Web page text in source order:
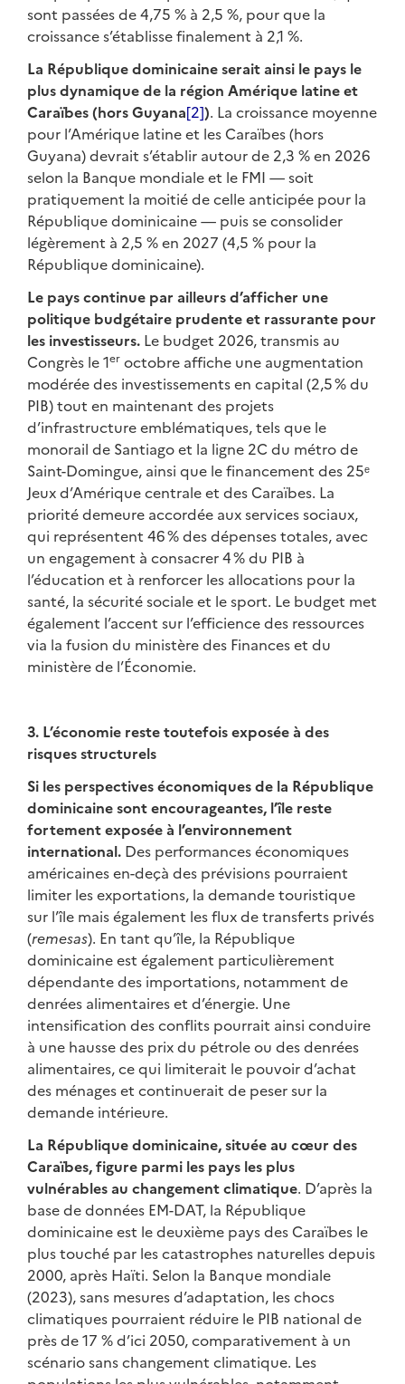
sont passées de 4,75 % à 2,5 %, pour que la
croissance s’établisse finalement à 2,1 %.
La République dominicaine serait ainsi le pays le
plus dynamique de la région Amérique latine et
Caraïbes (hors Guyana[2]). La croissance moyenne
pour l’Amérique latine et les Caraïbes (hors
Guyana) devrait s’établir autour de 2,3 % en 2026
selon la Banque mondiale et le FMI — soit
pratiquement la moitié de celle anticipée pour la
République dominicaine — puis se consolider
légèrement à 2,5 % en 2027 (4,5 % pour la
République dominicaine).
Le pays continue par ailleurs d’afficher une
politique budgétaire prudente et rassurante pour
les investisseurs. Le budget 2026, transmis au
Congrès le 1er octobre affiche une augmentation
modérée des investissements en capital (2,5 % du
PIB) tout en maintenant des projets
d’infrastructure emblématiques, tels que le
monorail de Santiago et la ligne 2C du métro de
Saint-Domingue, ainsi que le financement des 25ᵉ
Jeux d’Amérique centrale et des Caraïbes. La
priorité demeure accordée aux services sociaux,
qui représentent 46 % des dépenses totales, avec
un engagement à consacrer 4 % du PIB à
l’éducation et à renforcer les allocations pour la
santé, la sécurité sociale et le sport. Le budget met
également l’accent sur l’efficience des ressources
via la fusion du ministère des Finances et du
ministère de l’Économie.
3. L’économie reste toutefois exposée à des
risques structurels
Si les perspectives économiques de la République
dominicaine sont encourageantes, l’île reste
fortement exposée à l’environnement
international. Des performances économiques
américaines en-deçà des prévisions pourraient
limiter les exportations, la demande touristique
sur l’île mais également les flux de transferts privés
(remesas). En tant qu’île, la République
dominicaine est également particulièrement
dépendante des importations, notamment de
denrées alimentaires et d’énergie. Une
intensification des conflits pourrait ainsi conduire
à une hausse des prix du pétrole ou des denrées
alimentaires, ce qui limiterait le pouvoir d’achat
des ménages et continuerait de peser sur la
demande intérieure.
La République dominicaine, située au cœur des
Caraïbes, figure parmi les pays les plus
vulnérables au changement climatique. D’après la
base de données EM-DAT, la République
dominicaine est le deuxième pays des Caraïbes le
plus touché par les catastrophes naturelles depuis
2000, après Haïti. Selon la Banque mondiale
(2023), sans mesures d’adaptation, les chocs
climatiques pourraient réduire le PIB national de
près de 17 % d’ici 2050, comparativement à un
scénario sans changement climatique. Les